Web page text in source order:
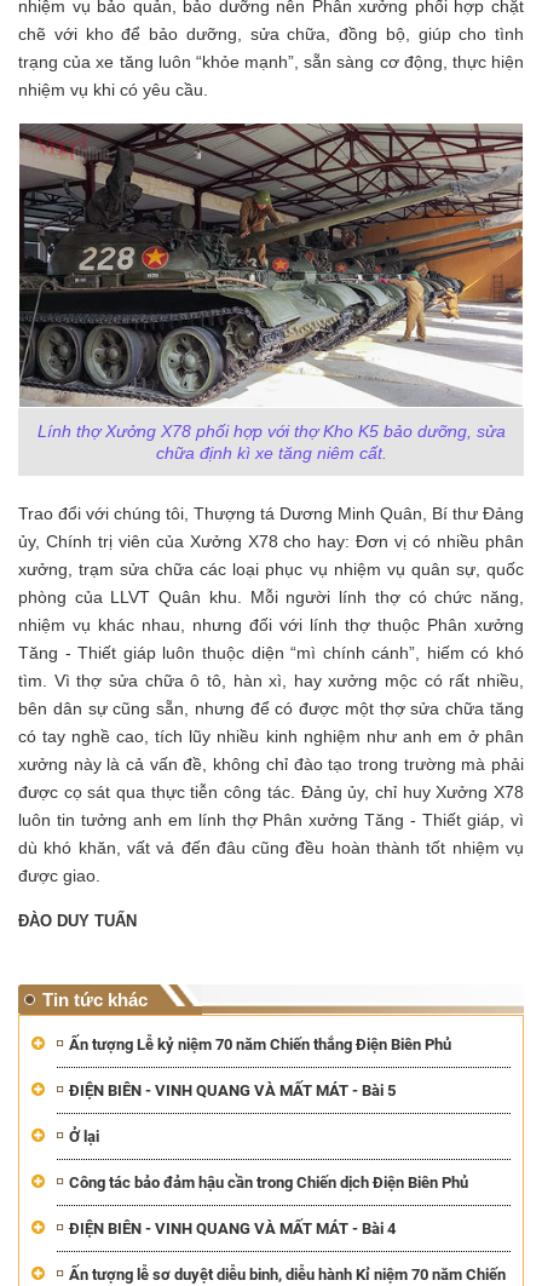
nhiệm vụ bảo quản, bảo dưỡng nên Phân xưởng phối hợp chặt
chẽ với kho để bảo dưỡng, sửa chữa, đồng bộ, giúp cho tình
trạng của xe tăng luôn “khỏe mạnh”, sẵn sàng cơ động, thực hiện
nhiệm vụ khi có yêu cầu.
Lính thợ Xưởng X78 phối hợp với thợ Kho K5 bảo dưỡng, sửa
chữa định kì xe tăng niêm cất.
Trao đổi với chúng tôi, Thượng tá Dương Minh Quân, Bí thư Đảng
ủy, Chính trị viên của Xưởng X78 cho hay: Đơn vị có nhiều phân
xưởng, trạm sửa chữa các loại phục vụ nhiệm vụ quân sự, quốc
phòng của LLVT Quân khu. Mỗi người lính thợ có chức năng,
nhiệm vụ khác nhau, nhưng đối với lính thợ thuộc Phân xưởng
Tăng - Thiết giáp luôn thuộc diện “mì chính cánh”, hiếm có khó
tìm. Vì thợ sửa chữa ô tô, hàn xì, hay xưởng mộc có rất nhiều,
bên dân sự cũng sẵn, nhưng để có được một thợ sửa chữa tăng
có tay nghề cao, tích lũy nhiều kinh nghiệm như anh em ở phân
xưởng này là cả vấn đề, không chỉ đào tạo trong trường mà phải
được cọ sát qua thực tiễn công tác. Đảng ủy, chỉ huy Xưởng X78
luôn tin tưởng anh em lính thợ Phân xưởng Tăng - Thiết giáp, vì
dù khó khăn, vất vả đến đâu cũng đều hoàn thành tốt nhiệm vụ
được giao.
ĐÀO DUY TUẤN
Tin tức khác
Ấn tượng Lễ kỷ niệm 70 năm Chiến thắng Điện Biên Phủ
ĐIỆN BIÊN - VINH QUANG VÀ MẤT MÁT - Bài 5
Ở lại
Công tác bảo đảm hậu cần trong Chiến dịch Điện Biên Phủ
ĐIỆN BIÊN - VINH QUANG VÀ MẤT MÁT - Bài 4
Ấn tượng lễ sơ duyệt diễu binh, diễu hành Kỉ niệm 70 năm Chiến